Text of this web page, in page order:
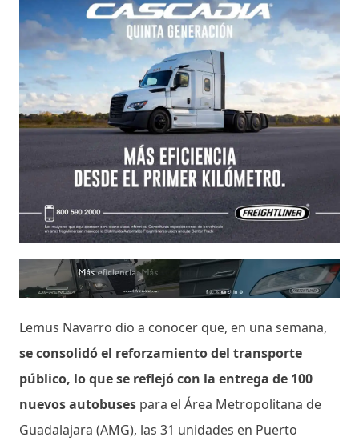
Lemus Navarro dio a conocer que, en una semana,
se consolidó el reforzamiento del transporte
público, lo que se reflejó con la entrega de 100
nuevos autobuses para el Área Metropolitana de
Guadalajara (AMG), las 31 unidades en Puerto